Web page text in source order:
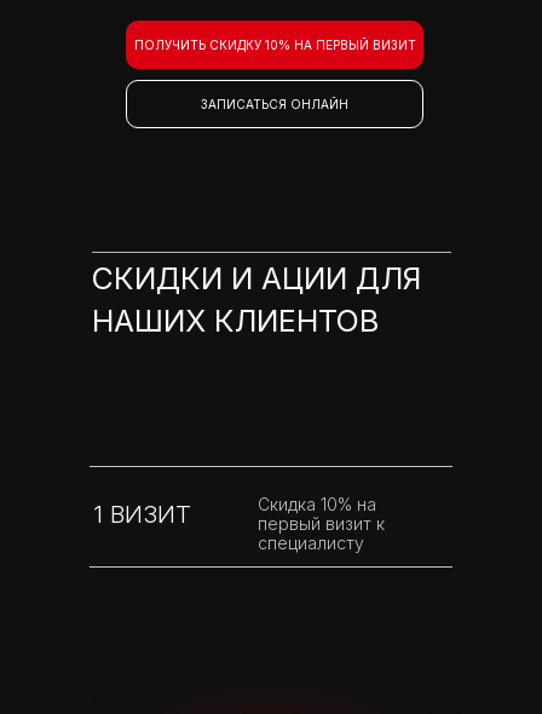
ПОЛУЧИТЬ СКИДКУ 10% НА ПЕРВЫЙ ВИЗИТ
ЗАПИСАТЬСЯ ОНЛАЙН
1 ВИЗИТ
Скидка 10% на
первый визит к
специалисту
СКИДКИ И АЦИИ ДЛЯ
НАШИХ КЛИЕНТОВ